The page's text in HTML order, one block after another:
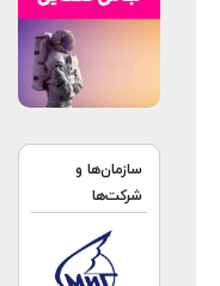
سازمان‌ها و
شرکت‌ها